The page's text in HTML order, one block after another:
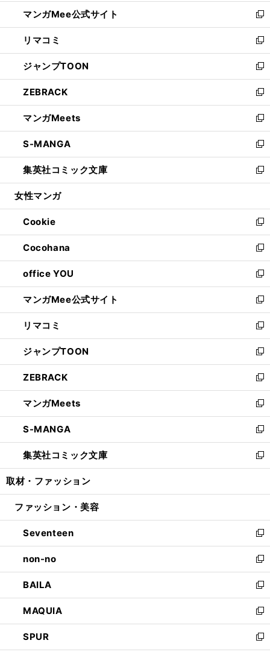
く
ン
ド
ウ
で
開
く
ウ
ィ
ン
ド
ウ
で
開
く
し
い
ウ
ィ
ン
ド
ウ
で
開
く
マンガMee公式サイト
新
し
い
ウ
ィ
ン
ド
ウ
で
開
く
リマコミ
新
し
い
ウ
ィ
ン
ド
ウ
で
開
く
ジャンプTOON
新
し
い
ウ
ィ
ン
ド
ウ
で
開
ZEBRACK
新
し
い
ウ
ィ
ン
ド
ウ
開
く
マンガMeets
新
し
い
ウ
ィ
ン
ウ
で
開
く
S-MANGA
新
し
い
ウ
ン
ド
ウ
で
開
く
集英社コミック文庫
新
し
ウ
ィ
ン
ド
ウ
で
開
く
女性マンガ
Cookie
新
し
い
ウ
ィ
ン
ド
ウ
で
開
く
Cocohana
新
し
い
ウ
ィ
ン
ド
ウ
で
開
く
office YOU
新
し
い
ウ
ィ
ン
ド
ウ
で
開
く
マンガMee公式サイト
新
し
い
ウ
ィ
ン
ド
ウ
で
開
く
リマコミ
新
し
い
ウ
ィ
ン
ド
ウ
で
開
く
ジャンプTOON
新
し
い
ウ
ィ
ン
ド
ウ
で
開
ZEBRACK
新
し
い
ウ
ィ
ン
ド
ウ
開
マンガMeets
新
し
い
ウ
ィ
ン
ウ
開
く
S-MANGA
新
し
い
ウ
ン
ウ
で
開
く
集英社コミック文庫
新
し
ウ
ン
ド
ウ
で
開
く
取材・ファッション
ファッション・美容
Seventeen
新
し
い
ウ
ィ
ン
ド
ウ
で
開
non-no
新
し
い
ウ
ィ
ン
ド
BAILA
新
し
い
ウ
ィ
MAQUIA
新
し
い
SPUR
新